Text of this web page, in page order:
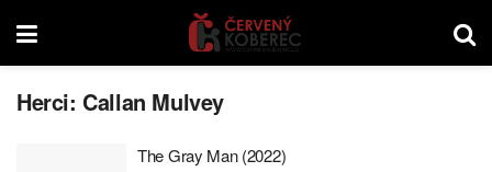
Herci: Callan Mulvey
The Gray Man (2022)